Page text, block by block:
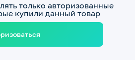
только авторизованные
купили данный товар